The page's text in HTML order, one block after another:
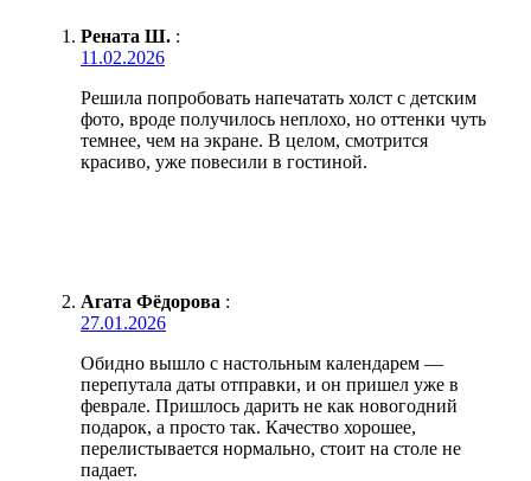
Рената Ш. :
11.02.2026
Решила попробовать напечатать холст с детским
фото, вроде получилось неплохо, но оттенки чуть
темнее, чем на экране. В целом, смотрится
красиво, уже повесили в гостиной.
Агата Фёдорова :
27.01.2026
Обидно вышло с настольным календарем —
перепутала даты отправки, и он пришел уже в
феврале. Пришлось дарить не как новогодний
подарок, а просто так. Качество хорошее,
перелистывается нормально, стоит на столе не
падает.